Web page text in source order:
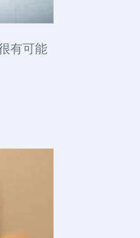
有可能